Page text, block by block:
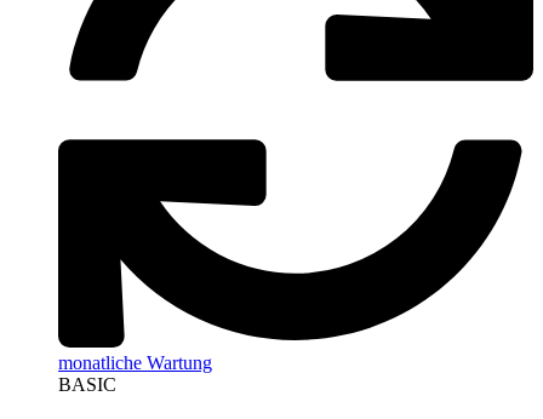
monatliche Wartung
BASIC